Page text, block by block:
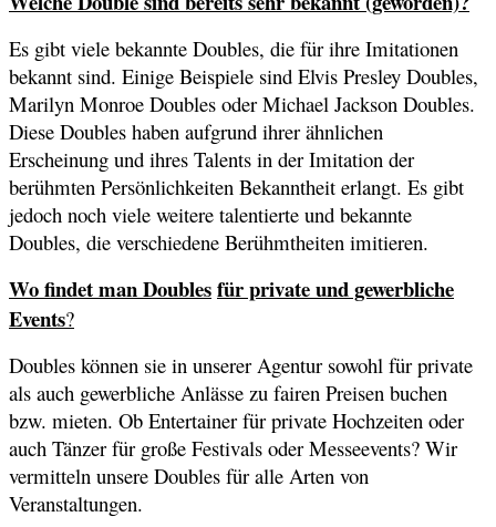
Es gibt viele bekannte Doubles, die für ihre Imitationen
bekannt sind. Einige Beispiele sind Elvis Presley Doubles,
Marilyn Monroe Doubles oder Michael Jackson Doubles.
Diese Doubles haben aufgrund ihrer ähnlichen
Erscheinung und ihres Talents in der Imitation der
berühmten Persönlichkeiten Bekanntheit erlangt. Es gibt
jedoch noch viele weitere talentierte und bekannte
Doubles, die verschiedene Berühmtheiten imitieren.
Wo findet man Doublesfür private und gewerbliche
Events?
Doubles können sie in unserer Agentur sowohl für private
als auch gewerbliche Anlässe zu fairen Preisen buchen
bzw. mieten. Ob Entertainer für private Hochzeiten oder
auch Tänzer für große Festivals oder Messeevents? Wir
vermitteln unsere Doubles für alle Arten von
Veranstaltungen.